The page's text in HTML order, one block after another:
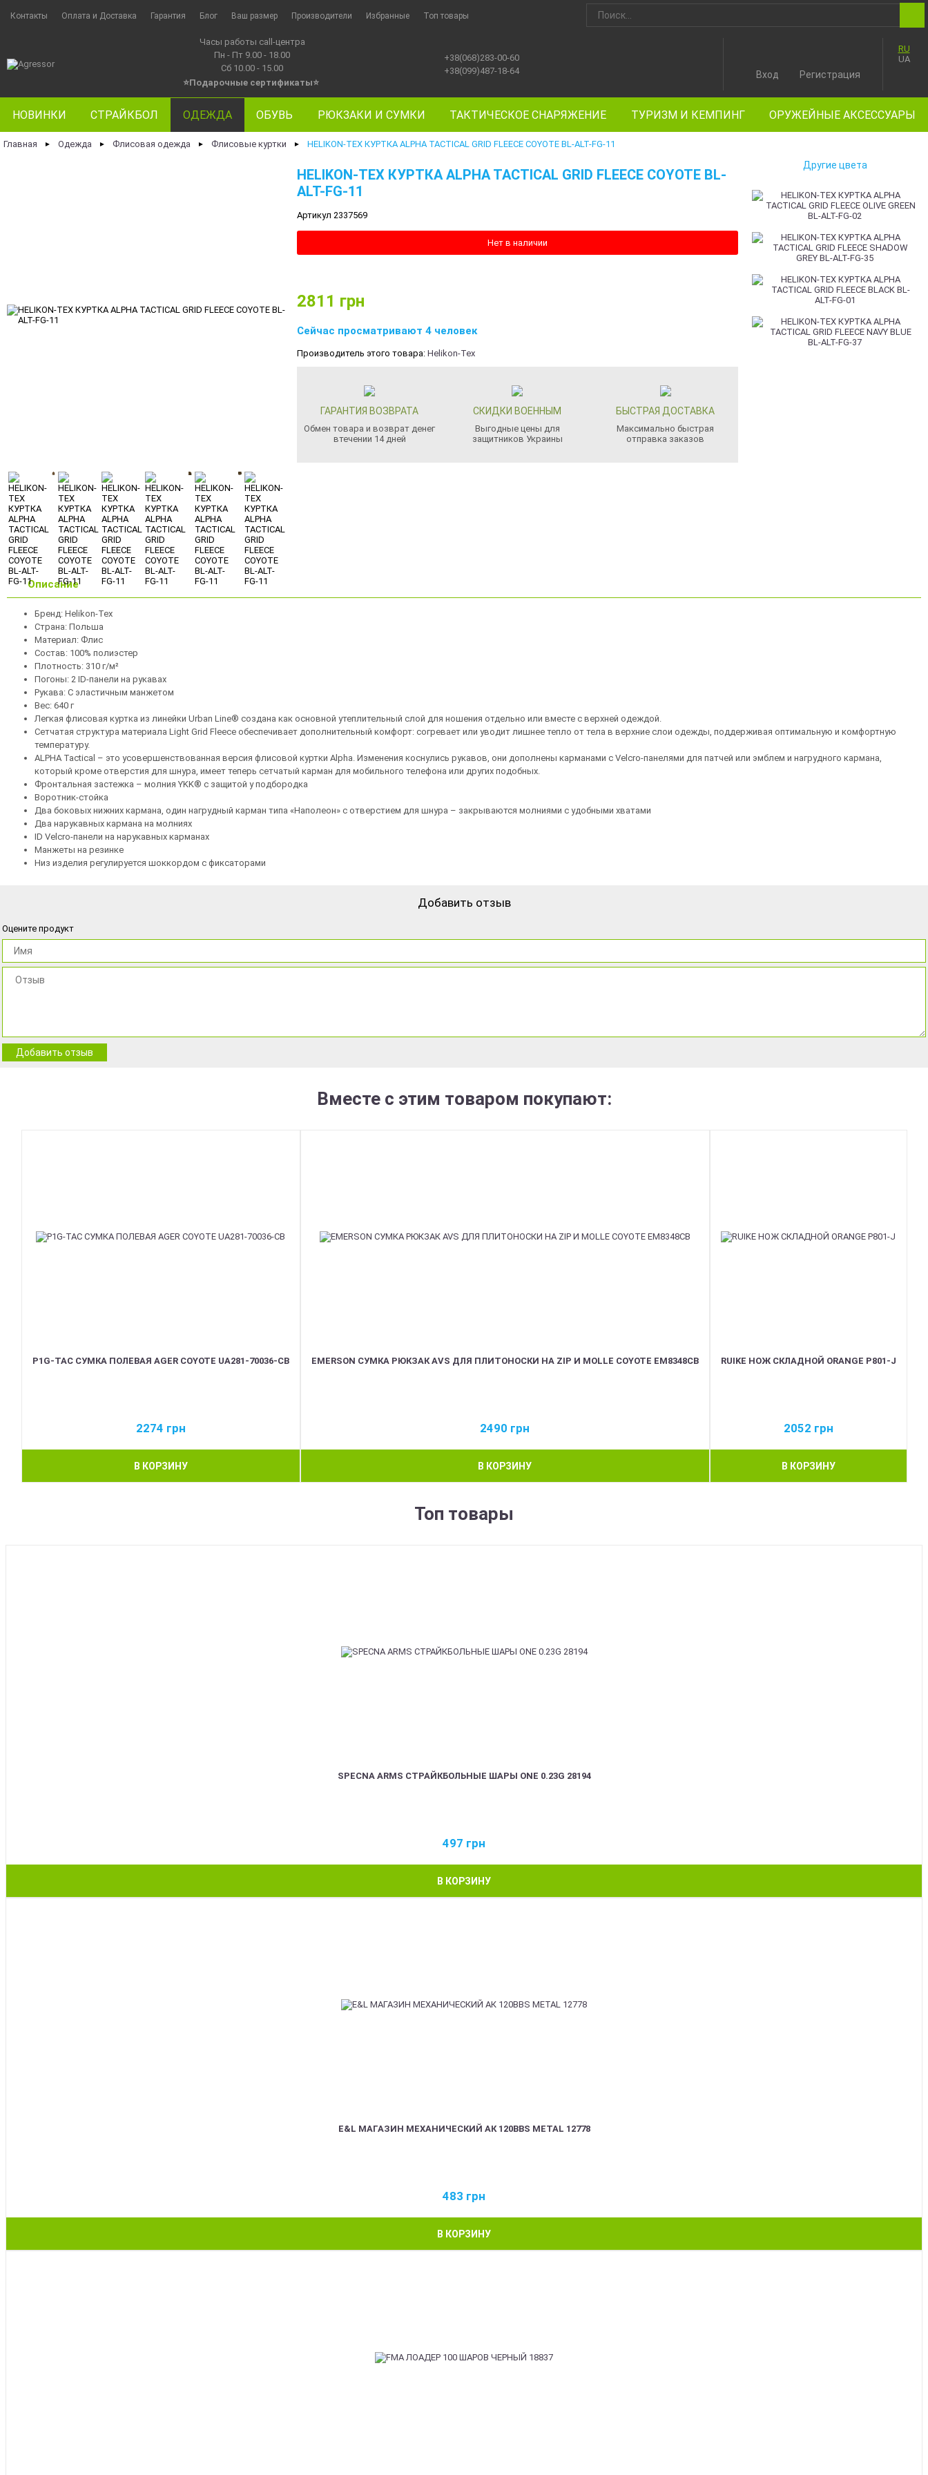
Контакты Оплата и Доставка Гарантия Блог Ваш размер Производители Избранные Топ товары
Часы работы call-центра
Пн - Пт 9.00 - 18.00
Сб 10.00 - 15.00
⭐Подарочные сертификаты⭐
+38(068)283-00-60
+38(099)487-18-64
RU
UA
Вход Регистрация
НОВИНКИ СТРАЙКБОЛ ОДЕЖДА ОБУВЬ РЮКЗАКИ И СУМКИ ТАКТИЧЕСКОЕ СНАРЯЖЕНИЕ ТУРИЗМ И КЕМПИНГ ОРУЖЕЙНЫЕ АКСЕССУАРЫ
Главная ► Одежда ► Флисовая одежда ► Флисовые куртки ► HELIKON-TEX КУРТКА ALPHA TACTICAL GRID FLEECE COYOTE BL-ALT-FG-11
HELIKON-TEX КУРТКА ALPHA TACTICAL GRID FLEECE COYOTE BL-
ALT-FG-11
Артикул 2337569
Нет в наличии
2811 грн
Сейчас просматривают 4 человек
Производитель этого товара: Helikon-Tex
ГАРАНТИЯ ВОЗВРАТА
Обмен товара и возврат денег
втечении 14 дней
СКИДКИ ВОЕННЫМ
Выгодные цены для
защитников Украины
БЫСТРАЯ ДОСТАВКА
Максимально быстрая
отправка заказов
Другие цвета
Описание
Бренд: Helikon-Tex
Страна: Польша
Материал: Флис
Состав: 100% полиэстер
Плотность: 310 г/м²
Погоны: 2 ID-панели на рукавах
Рукава: С эластичным манжетом
Вес: 640 г
Легкая флисовая куртка из линейки Urban Line® создана как основной утеплительный слой для ношения отдельно или вместе с верхней одеждой.
Сетчатая структура материала Light Grid Fleece обеспечивает дополнительный комфорт: согревает или уводит лишнее тепло от тела в верхние слои одежды, поддерживая оптимальную и комфортную
температуру.
ALPHA Tactical – это усовершенствованная версия флисовой куртки Alpha. Изменения коснулись рукавов, они дополнены карманами с Velcro-панелями для патчей или эмблем и нагрудного кармана,
который кроме отверстия для шнура, имеет теперь сетчатый карман для мобильного телефона или других подобных.
Фронтальная застежка – молния YKK® с защитой у подбородка
Воротник-стойка
Два боковых нижних кармана, один нагрудный карман типа «Наполеон» с отверстием для шнура – ​​закрываются молниями с удобными хватами
Два нарукавных кармана на молниях
ID Velcro-панели на нарукавных карманах
Манжеты на резинке
Низ изделия регулируется шоккордом с фиксаторами
Добавить отзыв
Оцените продукт
Добавить отзыв
Вместе с этим товаром покупают:
P1G-TAC СУМКА ПОЛЕВАЯ AGER COYOTE UA281-70036-CB
2274 грн
В КОРЗИНУ
EMERSON СУМКА РЮКЗАК AVS ДЛЯ ПЛИТОНОСКИ НА ZIP И MOLLE COYOTE EM8348CB
2490 грн
В КОРЗИНУ
RUIKE НОЖ СКЛАДНОЙ ORANGE P801-J
2052 грн
В КОРЗИНУ
Топ товары
SPECNA ARMS СТРАЙКБОЛЬНЫЕ ШАРЫ ONE 0.23G 28194
497 грн
В КОРЗИНУ
E&L МАГАЗИН МЕХАНИЧЕСКИЙ АК 120BBS METAL 12778
483 грн
В КОРЗИНУ